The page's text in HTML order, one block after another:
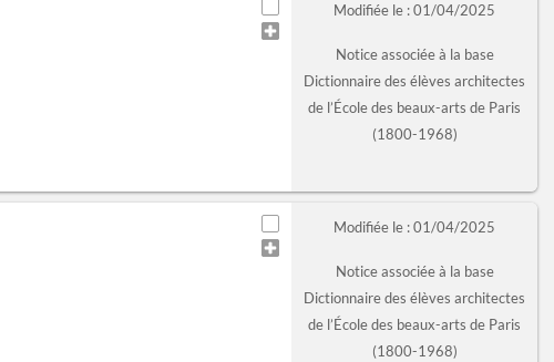
Modifiée le : 01/04/2025
Notice associée à la base
Dictionnaire des élèves architectes
de l’École des beaux-arts de Paris
(1800-1968)
Modifiée le : 01/04/2025
Notice associée à la base
Dictionnaire des élèves architectes
de l’École des beaux-arts de Paris
(1800-1968)